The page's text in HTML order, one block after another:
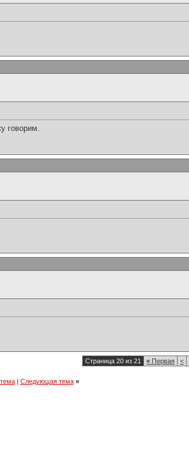
говорим.
Страница 20 из 21 « Первая <
| Следующая тема »